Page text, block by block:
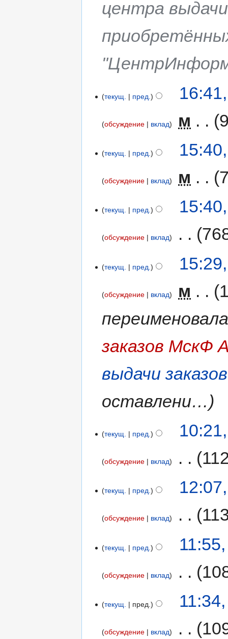
центра
текущ. пред.
обсуждение вклад м
текущ. пред.
обсуждение вклад м
текущ. пред.
обсуждение вклад
текущ. пред.
обсуждение вклад м
заказов
выдачи
оставлени…
текущ. пред.
обсуждение вклад
текущ. пред.
обсуждение вклад
текущ. пред.
обсуждение вклад
текущ. пред.
обсуждение вклад